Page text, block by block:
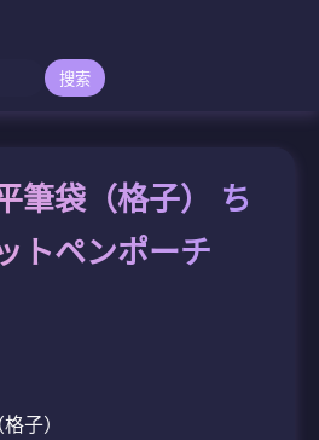
搜索
筆袋（格子） ち
トペンポーチ
子）